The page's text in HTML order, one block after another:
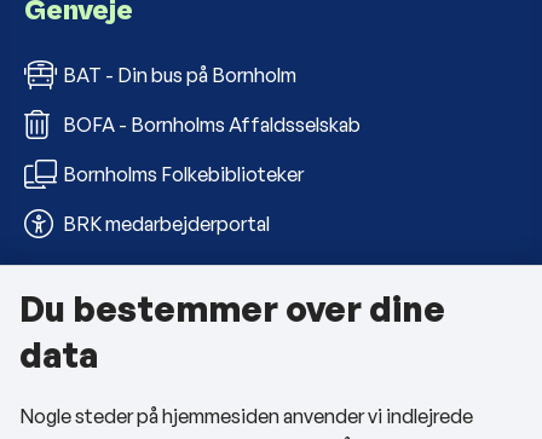
Genveje
BAT - Din bus på Bornholm
BOFA - Bornholms Affaldsselskab
Bornholms Folkebiblioteker
BRK medarbejderportal
Om kommunen
Kontakt os
Telefon- og åbningstider
Du bestemmer over dine
data
Nogle steder på hjemmesiden anvender vi indlejrede